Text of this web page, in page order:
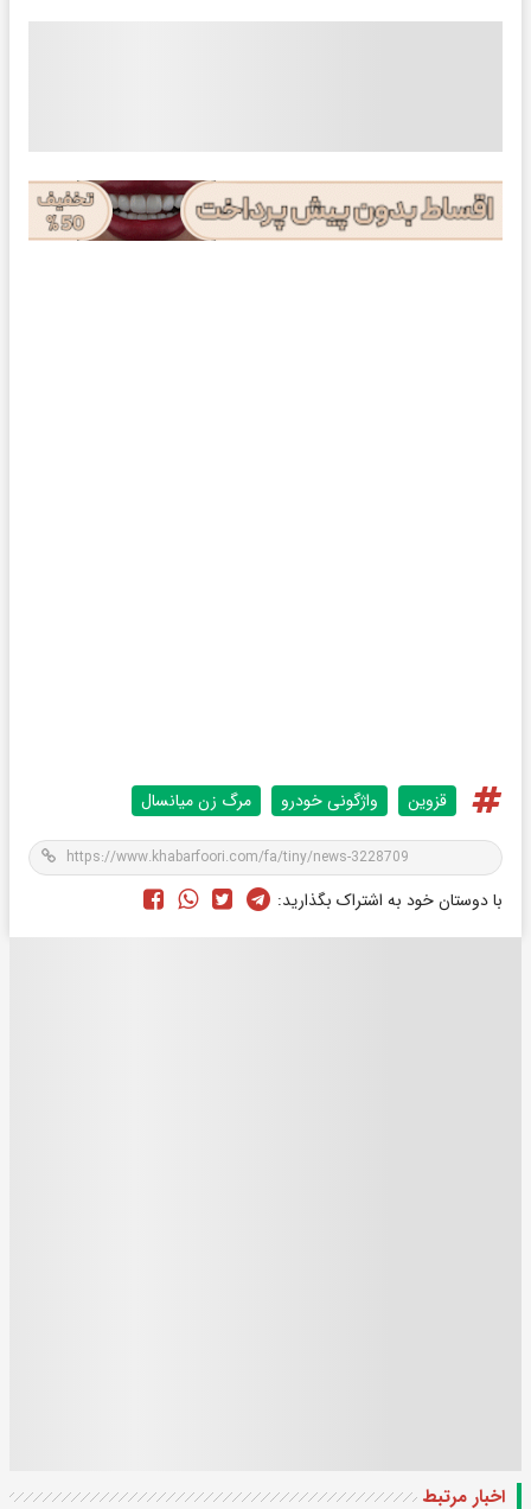
قزوین واژگونی خودرو مرگ زن میانسال
با دوستان خود به اشتراک بگذارید:
اخبار مرتبط